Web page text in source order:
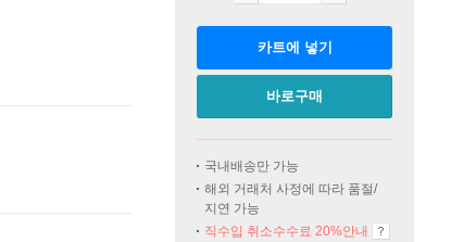
카트에 넣기
바로구매
국내배송만 가능
해외 거래처 사정에 따라 품절/
지연 가능
직수입 취소수수료 20%안내